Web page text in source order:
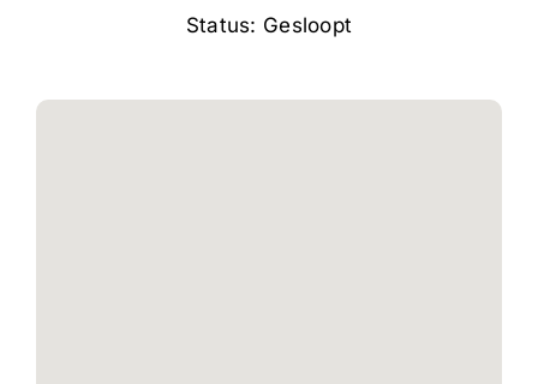
Status: Gesloopt